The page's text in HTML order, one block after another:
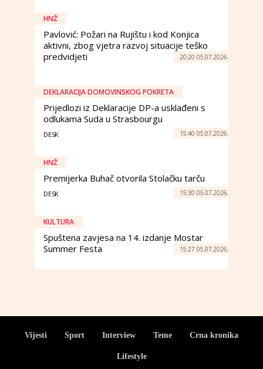
HNŽ
Pavlović: Požari na Rujištu i kod Konjica
aktivni, zbog vjetra razvoj situacije teško
predvidjeti
20:20 05.07.2026.
DEKLARACIJA DOMOVINSKOG POKRETA
Prijedlozi iz Deklaracije DP-a usklađeni s
odlukama Suda u Strasbourgu
DESK 15:40 05.07.2026.
HNŽ
Premijerka Buhač otvorila Stolačku tarču
DESK 15:30 05.07.2026.
KULTURA
Spuštena zavjesa na 14. izdanje Mostar
Summer Festa
15:27 05.07.2026.
Vijesti Sport Interview Teme Crna kronika
Lifestyle